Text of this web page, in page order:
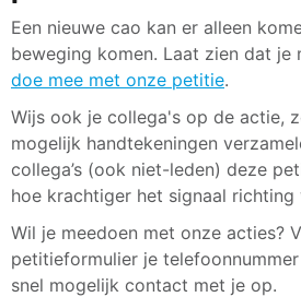
Een nieuwe cao kan er alleen
beweging komen. Laat zien dat je
doe mee met onze petitie.
Wijs ook je collega's op de actie,
mogelijk handtekeningen
collega’s (ook niet-leden) deze
hoe krachtiger het signaal richting
Wil je meedoen met onze acties?
petitieformulier je
snel mogelijk contact met je op.